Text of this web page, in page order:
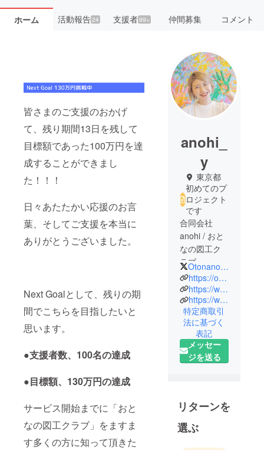
ホーム 活動報告24 支援者99+ 仲間募集 コメント
皆さまのご支援のおかげ
て、残り期間13日を残して
目標額であった100万円を達
成することができまし
た！！！
日々あたたかい応援のお言
葉、そしてご支援を本当に
ありがとうございました。
Next Goalとして、残りの期
間でこちらを目指したいと
思います。
●支援者数、100名の達成
●目標額、130万円の達成
サービス開始までに「おと
なの図工クラブ」をますま
す多くの方に知って頂きた
anohi_
y
東京都
初めてのプ
ロジェクト
です
合同会社
anohi / おと
なの図工ク
ラブ
2013年より
「おとなの
図工クラ
ブ」として
活動開始。
大人でも自
由に解放・
目指して
ショップの
Otonanozukoclub
https://otonanozukoclub.com/
https://www.instagram.com/otonanozukoclub/
https://www.facebook.com/Otonanozukoclub/
特定商取引
法に基づく
表記
メッセー
ジを送る
リターンを
選ぶ